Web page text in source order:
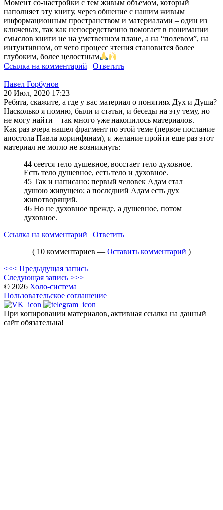
Момент со-настройки с тем живым объемом, который
наполняет эту книгу, через общение с нашим живым
информационным пространством и материалами – один из
ключевых, так как непосредственно помогает в понимании
смыслов книги не на умственном плане, а на “полевом”, на
интуитивном, от чего процесс чтения становится более
глубоким, более целостным
Ссылка на комментарий | Ответить
Павел Горбунов
20 Июл, 2020 17:23
Ребята, скажите, а где у вас материал о понятиях Дух и Душа?
Насколько я помню, были и статьи, и беседы на эту тему, но
не могу найти – так много уже накопилось материалов.
Как раз вчера нашел фрагмент по этой теме (первое послание
апостола Павла коринфянам), и желание пройти еще раз этот
материал не могло не возникнуть:
44 сеется тело душевное, восстает тело духовное.
Есть тело душевное, есть тело и духовное.
45 Так и написано: первый человек Адам стал
душою живущею; а последний Адам есть дух
животворящий.
46 Но не духовное прежде, а душевное, потом
духовное.
Ссылка на комментарий | Ответить
( 10 комментариев — Оставить комментарий )
<<< Предыдущая запись
Следующая запись >>>
© 2026 Холо-система
Пользовательское соглашение
При копировании материалов, активная ссылка на данный
сайт обязательна!